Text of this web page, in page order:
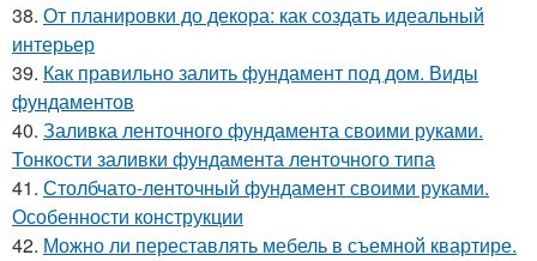
38. От планировки до декора: как создать идеальный
интерьер
39. Как правильно залить фундамент под дом. Виды
фундаментов
40. Заливка ленточного фундамента своими руками.
Тонкости заливки фундамента ленточного типа
41. Столбчато-ленточный фундамент своими руками.
Особенности конструкции
42. Можно ли переставлять мебель в съемной квартире.